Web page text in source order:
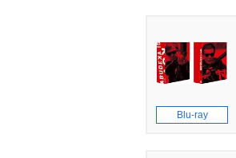
Blu-ray